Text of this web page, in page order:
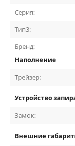
Серия:
Тип3:
Бренд:
Наполнение
Трейзер:
Устройство
Замок:
Внешние